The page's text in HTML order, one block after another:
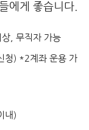
에게 좋습니다.
, 무직자 가능
청) *2계좌 운용 가
내)